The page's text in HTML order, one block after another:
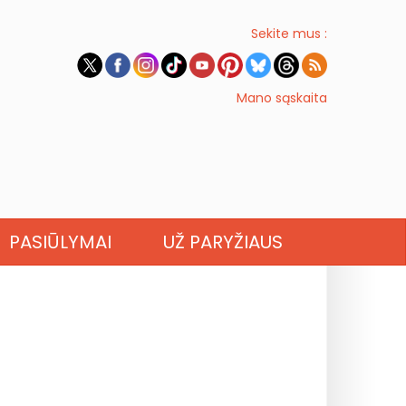
Sekite mus :
Mano sąskaita
PASIŪLYMAI UŽ PARYŽIAUS